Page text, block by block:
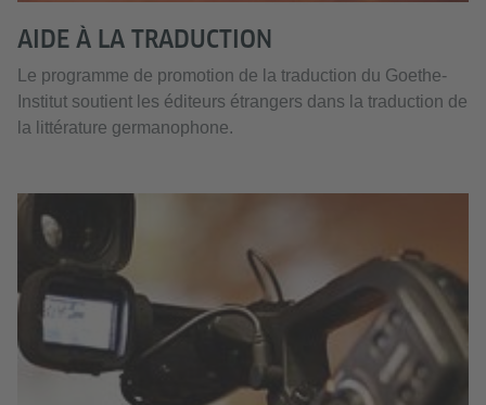
AIDE À LA TRADUCTION
Le programme de promotion de la traduction du Goethe-
Institut soutient les éditeurs étrangers dans la traduction de
la littérature germanophone.